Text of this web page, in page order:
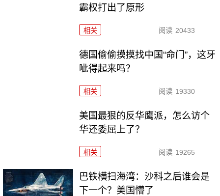
霸权打出了原形
相关 阅读 20433
德国偷偷摸摸找中国“命门”，这牙
呲得起来吗？
相关 阅读 19330
美国最狠的反华鹰派，怎么访个
华还委屈上了？
相关 阅读 19265
巴铁横扫海湾：沙科之后谁会是
下一个？美国懵了